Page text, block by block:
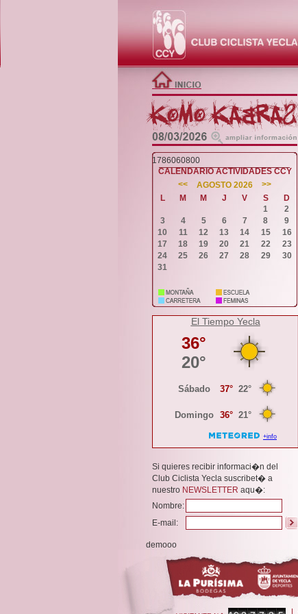
1786060800
CALENDARIO ACTIVIDADES CCY
<<
AGOSTO 2026
>>
L
M M J V S
D
1
2
3
4 5 6 7 8
9
10
11 12 13 14 15
16
17
18 19 20 21 22
23
24
25 26 27 28 29
30
31
El Tiempo Yecla
Si quieres recibir informaci�n del
Club Ciclista Yecla suscribet� a
nuestro NEWSLETTER aqu�:
Nombre:
E-mail:
demooo